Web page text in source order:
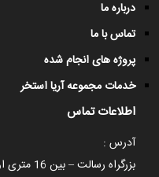
درباره ما
تماس با ما
پروژه های انجام شده
خدمات مجموعه آریا استخر
اطلاعات تماس
آدرس :